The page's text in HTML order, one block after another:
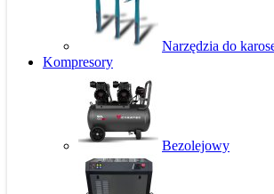
Narzędzia do
Kompresory
Bezolejowy